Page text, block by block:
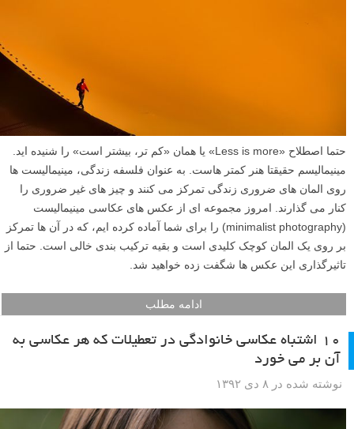
حتما اصطلاح «Less is more» یا همان «کم تر، بیشتر است» را شنیده اید.
مینیمالیسم حقیقتا هنر کمتر هاست. به عنوان فلسفه زندگی، مینیمالیست ها
روی المان های ضروری زندگی تمرکز می کنند و چیز های غیر ضروری را
کنار می گذارند. امروز مجموعه ای از عکس های عکاسی مینیمالیست
(minimalist photography) را برای شما آماده کرده ایم، که در آن ها تمرکز
بر روی یک المان کوچک کلیدی است و بقیه ترکیب بندی خالی است. حتما از
تاثیرگذاری این عکس ها شگفت زده خواهید شد.
ادامه مطلب
۱۰ اشتباه عکاسی خانوادگی در تعطیلات که هر عکاسی به
آن بر می خورد
نوشته شده در ۸ دی ۱۳۹۲